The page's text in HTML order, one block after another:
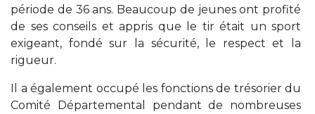
période de 36 ans. Beaucoup de jeunes ont profité
de ses conseils et appris que le tir était un sport
exigeant, fondé sur la sécurité, le respect et la
rigueur.
Il a également occupé les fonctions de trésorier du
Comité Départemental pendant de nombreuses